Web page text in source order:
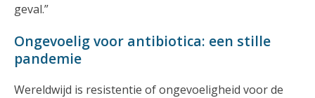
geval.”
Ongevoelig voor antibiotica: een stille
pandemie
Wereldwijd is resistentie of ongevoeligheid voor de